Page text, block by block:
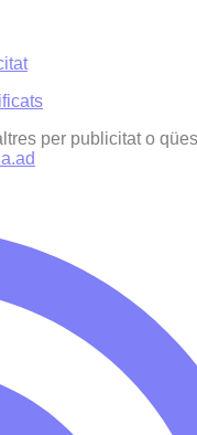
per publicitat o